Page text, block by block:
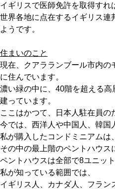
イギリスで医師免許を取得すれ
世界各地に点在するイギリス連
ようです。
住まいのこと
現在、クアラランブール市内の
に住んでいます。
濃い緑の中に、40階を超える
建っています。
ここはかつて、日本人駐在員の
今では、西洋人や中国人、韓国
私が購入したコンドミニアムは
その中の最上階のペントハウス
ペントハウスは全部で8ユニッ
私が知っている範囲では、
イギリス人、カナダ人、フラン